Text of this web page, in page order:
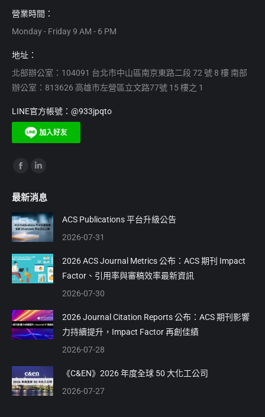
營業時間：
Monday - Friday 9 AM - 6 PM
地址：
北部辦公室：104091 台北市中山區南京東路二段 72 號 8 樓 南部
辦公室：813626 高雄市左營區立文路77號 15 樓之 1
LINE官方帳號：@933jpqto
Find us on:
opens
in
new
opens
in
new
最新消息
ACS Publications 平台升級公告
2026-07-31
2026 ACS Journal Metrics 公布：ACS 期刊 Impact
Factor、引用率與審稿效率最新資訊
2026-07-30
2026 Journal Citation Reports 公布：ACS 期刊影響
力持續提升，Impact Factor 再創佳績
2026-07-28
《C&EN》2026 年度全球 50 大化工公司
2026-07-27